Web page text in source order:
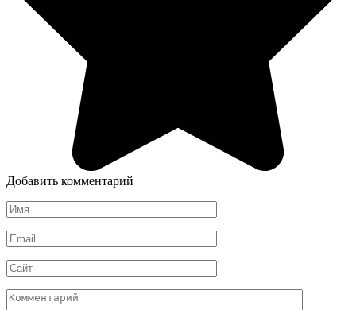
Добавить комментарий
Имя
Email
Сайт
Комментарий